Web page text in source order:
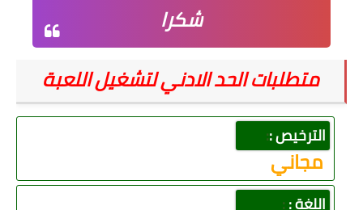
شكرا
متطلبات الحد الادني لتشغيل اللعبة
الترخيص ::
مجاني
اللغة ::